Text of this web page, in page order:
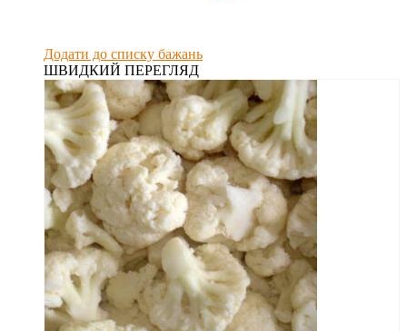
Додати до списку бажань
ШВИДКИЙ ПЕРЕГЛЯД